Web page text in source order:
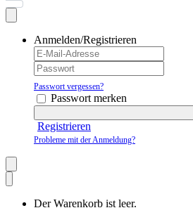
Anmelden/Registrieren
Passwort vergessen?
Passwort merken
Registrieren
Probleme mit der Anmeldung?
Der Warenkorb ist leer.